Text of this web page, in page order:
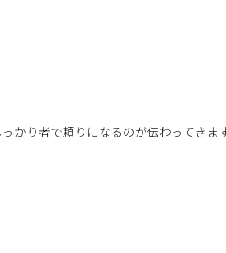
かり者で頼りになるのが伝わってきま